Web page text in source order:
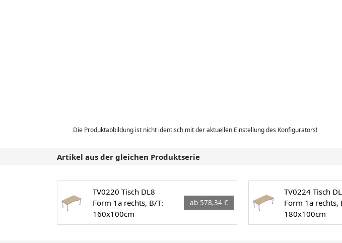
Die Produktabbildung ist nicht identisch mit der aktuellen Einstellung des Konfigurators!
Artikel aus der gleichen Produktserie
TV0220 Tisch DL8
Form 1a rechts, B/T:
160x100cm
ab 578,34 €
TV0224 Tisch
Form 1a rechts,
180x100cm